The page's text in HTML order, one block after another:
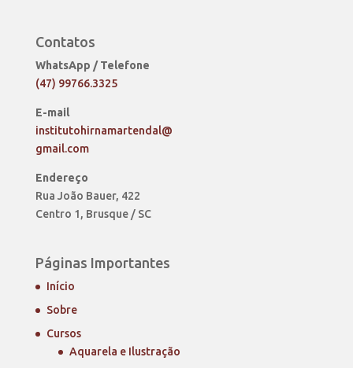
Contatos
WhatsApp / Telefone
(47) 99766.3325
E-mail
institutohirnamartendal@
gmail.com
Endereço
Rua João Bauer, 422
Centro 1, Brusque / SC
Páginas Importantes
Início
Sobre
Cursos
Aquarela e Ilustração